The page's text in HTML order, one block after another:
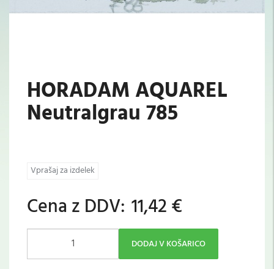
HORADAM AQUAREL
Neutralgrau 785
Vprašaj za izdelek
Cena z DDV: 11,42 €
DODAJ V KOŠARICO